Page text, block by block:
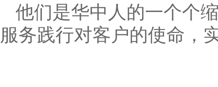
他们是华中人的一个个
服务践行对客户的使命，